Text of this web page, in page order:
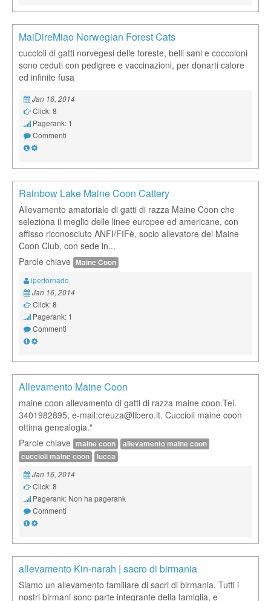
MaiDireMiao Norwegian Forest Cats
cuccioli di gatti norvegesi delle foreste, belli sani e coccoloni
sono ceduti con pedigree e vaccinazioni, per donarti calore
ed infinite fusa
Jan 16, 2014
Click: 8
Pagerank: 1
Commenti
Rainbow Lake Maine Coon Cattery
Allevamento amatoriale di gatti di razza Maine Coon che
seleziona il meglio delle linee europee ed americane, con
affisso riconosciuto ANFI/FIFè, socio allevatore del Maine
Coon Club, con sede in...
Parole chiave Maine Coon
ipertornado
Jan 16, 2014
Click: 8
Pagerank: 1
Commenti
Allevamento Maine Coon
maine coon allevamento di gatti di razza maine coon.Tel.
3401982895, e-mail:creuza@libero.it. Cuccioli maine coon
ottima genealogia."
Parole chiave maine coon
allevamento maine coon
cuccioli maine coon
lucca
Jan 16, 2014
Click: 8
Pagerank: Non ha pagerank
Commenti
allevamento Kin-narah | sacro di birmania
Siamo un allevamento familiare di sacri di birmania. Tutti i
nostri birmani sono parte integrante della famiglia, e